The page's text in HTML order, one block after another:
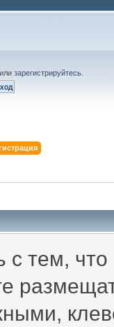
зарегистрируйтесь.
тем,